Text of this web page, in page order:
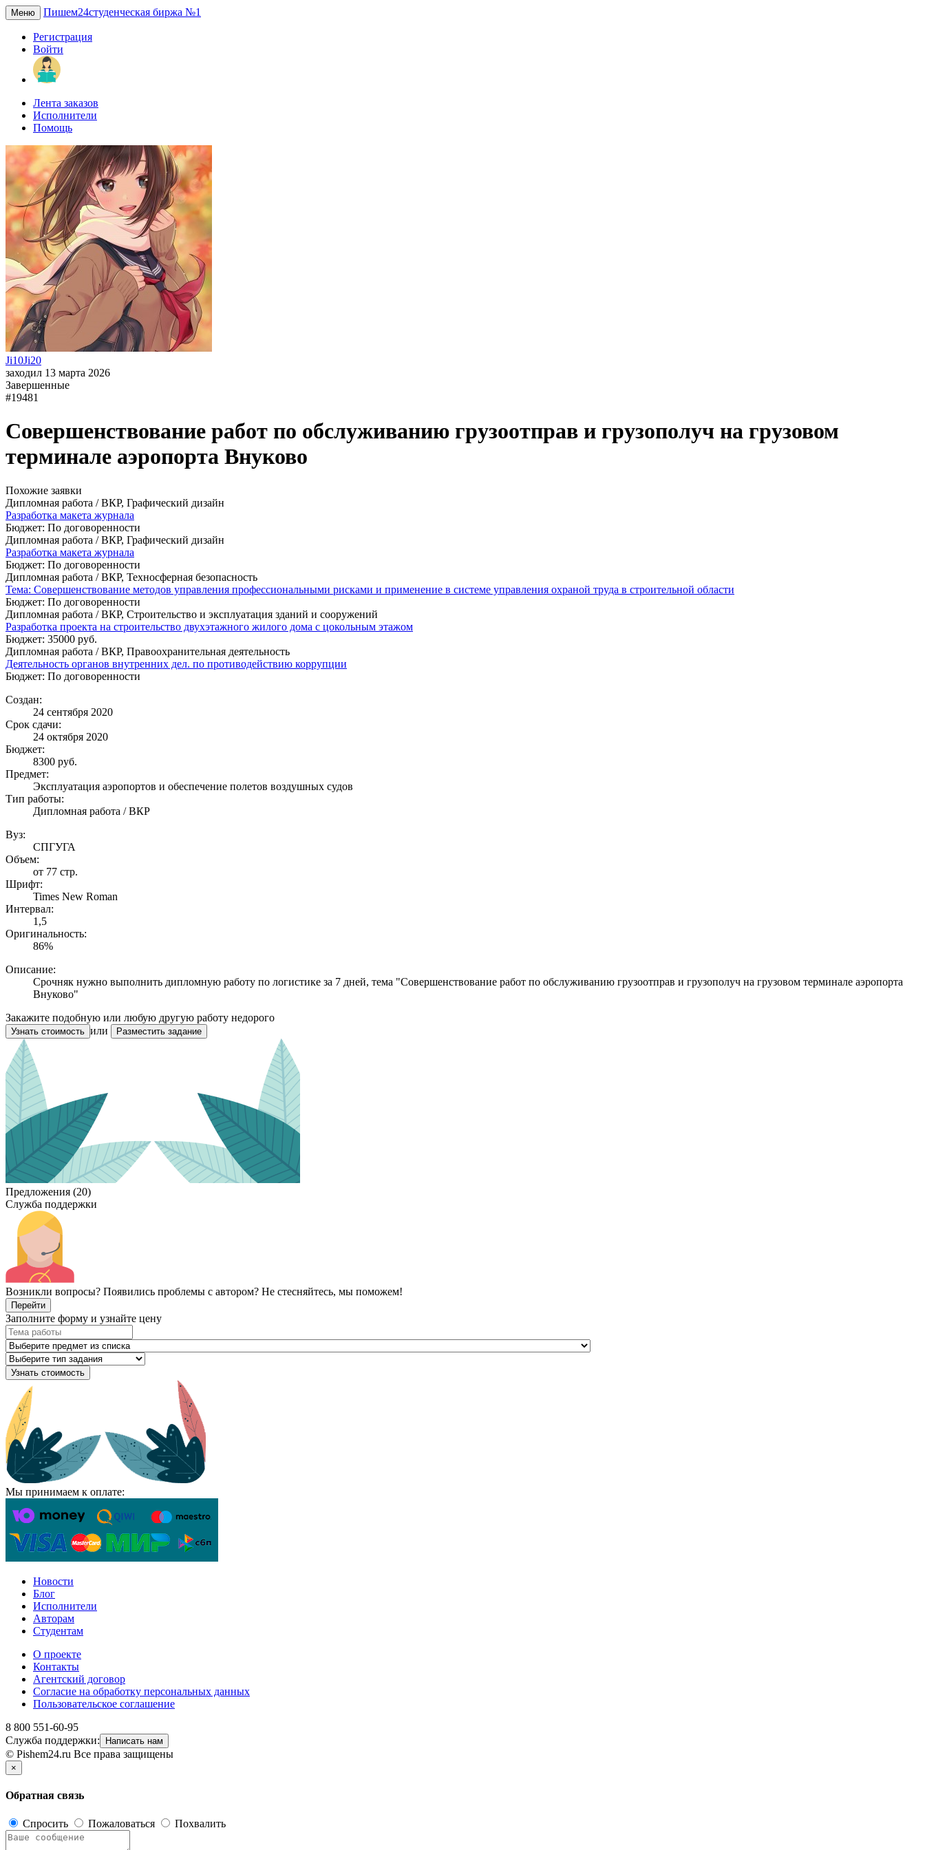
Меню Пишем24студенческая биржа №1
Регистрация
Войти
Лента заказов
Исполнители
Помощь
Ji10Ji20
заходил 13 марта 2026
Завершенные
#19481
Совершенствование работ по обслуживанию грузоотправ и грузополуч на грузовом
терминале аэропорта Внуково
Похожие заявки
Дипломная работа / ВКР, Графический дизайн
Разработка макета журнала
Бюджет: По договоренности
Дипломная работа / ВКР, Графический дизайн
Разработка макета журнала
Бюджет: По договоренности
Дипломная работа / ВКР, Техносферная безопасность
Тема: Совершенствование методов управления профессиональными рисками и применение в системе управления охраной труда в строительной области
Бюджет: По договоренности
Дипломная работа / ВКР, Строительство и эксплуатация зданий и сооружений
Разработка проекта на строительство двухэтажного жилого дома с цокольным этажом
Бюджет: 35000 руб.
Дипломная работа / ВКР, Правоохранительная деятельность
Деятельность органов внутренних дел. по противодействию коррупции
Бюджет: По договоренности
Создан:
24 сентября 2020
Срок сдачи:
24 октября 2020
Бюджет:
8300 руб.
Предмет:
Эксплуатация аэропортов и обеспечение полетов воздушных судов
Тип работы:
Дипломная работа / ВКР
Вуз:
СПГУГА
Объем:
от 77 стр.
Шрифт:
Times New Roman
Интервал:
1,5
Оригинальность:
86%
Описание:
Cрочняк нужно выполнить дипломную работу по логистике за 7 дней, тема "Совершенствование работ по обслуживанию грузоотправ и грузополуч на грузовом терминале аэропорта
Внуково"
Закажите подобную или любую другую работу недорого
Узнать стоимость или Разместить задание
Предложения (20)
Служба поддержки
Возникли вопросы? Появились проблемы с автором? Не стесняйтесь, мы поможем!
Перейти
Заполните форму и узнайте цену
Узнать стоимость
Мы принимаем к оплате:
Новости
Блог
Исполнители
Авторам
Студентам
О проекте
Контакты
Агентский договор
Согласие на обработку персональных данных
Пользовательское соглашение
8 800 551-60-95
Служба поддержки:
Написать нам
© Pishem24.ru Все права защищены
×
Обратная связь
Спросить Пожаловаться Похвалить